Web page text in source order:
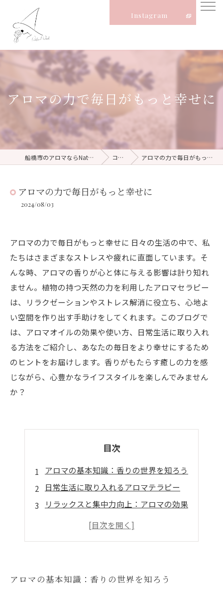
Instagram
アロマの力で毎日がもっと幸せに
船橋市のアロマならNatural Witch コラム アロマの力で毎日がもっと幸せに
アロマの力で毎日がもっと幸せに
2024/08/03
アロマの力で毎日がもっと幸せに 日々の生活の中で、私
たちはさまざまなストレスや疲れに直面しています。そ
んな時、アロマの香りが心と体に与える影響は計り知れ
ません。植物の持つ天然の力を利用したアロマセラピー
は、リラクゼーションやストレス解消に役立ち、心地よ
い空間を作り出す手助けをしてくれます。このブログで
は、アロマオイルの効果や使い方、日常生活に取り入れ
る方法をご紹介し、あなたの毎日をより幸せにするため
のヒントをお届けします。香りがもたらす癒しの力を感
じながら、心豊かなライフスタイルを楽しんでみません
か？
目次
アロマの基本知識：香りの世界を知ろう
日常生活に取り入れるアロマテラピー
リラックスと集中力向上：アロマの効果
心を豊かにする香りの選び方
アロマの基本知識：香りの世界を知ろう